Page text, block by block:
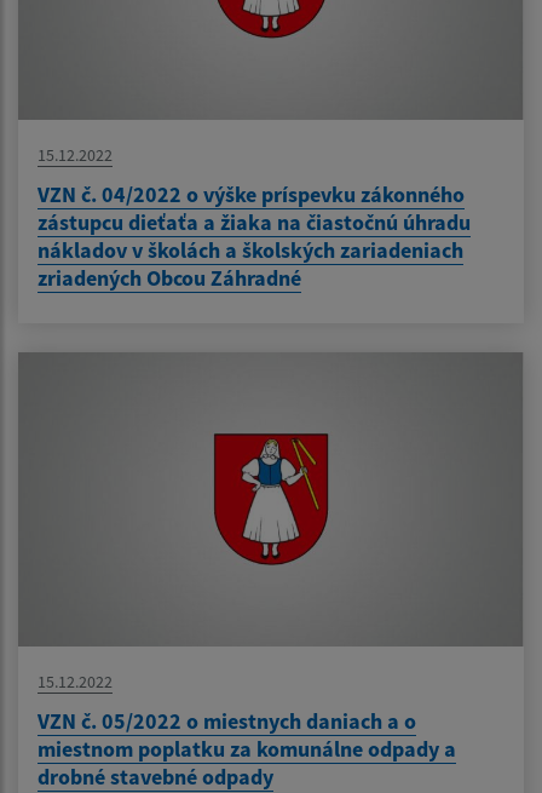
15.12.2022
VZN č. 04/2022 o výške príspevku zákonného
zástupcu dieťaťa a žiaka na čiastočnú úhradu
nákladov v školách a školských zariadeniach
zriadených Obcou Záhradné
15.12.2022
VZN č. 05/2022 o miestnych daniach a o
miestnom poplatku za komunálne odpady a
drobné stavebné odpady